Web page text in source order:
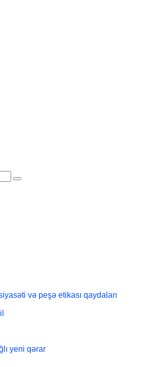
və peşə etikası qaydaları